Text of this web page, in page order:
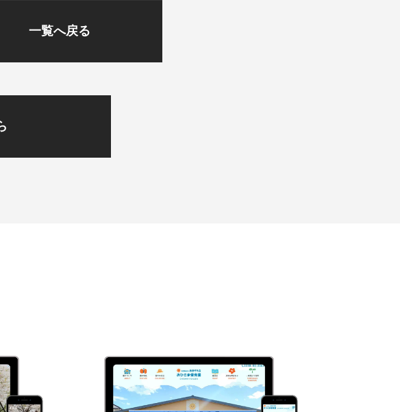
一覧へ戻る